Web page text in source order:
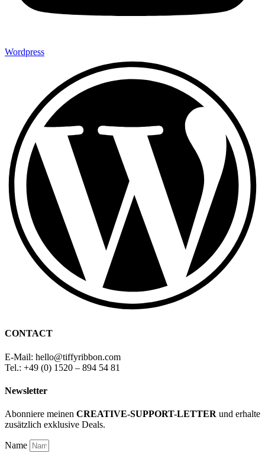
Wordpress
CONTACT
E-Mail: hello@tiffyribbon.com
Tel.: +49 (0) 1520 – 894 54 81
Newsletter
Abonniere meinen CREATIVE-SUPPORT-LETTER und erhalte
zusätzlich exklusive Deals.
Name